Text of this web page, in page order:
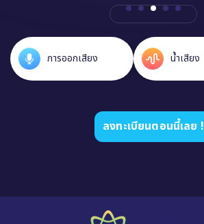
ความคล่องแคล่ว ไวยากรณ์
ลงทะเบียนตอนนี้เลย !